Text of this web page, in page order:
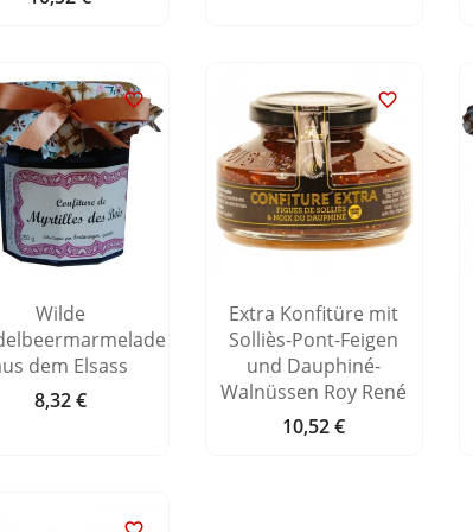

Wilde
dem Elsass
Preis
8,32 €

Extra Konfitüre mit
Solliès-Pont-Feigen
und Dauphiné-
Walnüssen Roy René
Preis
10,52 €